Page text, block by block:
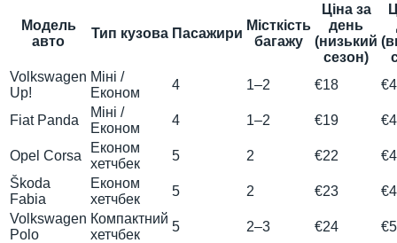
Модель
авто
Тип кузова Пасажири
Місткість
багажу
Ціна за
день
(низький
сезон)
Volkswagen
Up!
Міні /
Економ
4 1–2 €18
Fiat Panda
Міні /
Економ
4 1–2 €19
Opel Corsa
Економ
хетчбек
5 2 €22
Škoda
Fabia
Економ
хетчбек
5 2 €23
Volkswagen
Polo
Компактний
хетчбек
5 2–3 €24